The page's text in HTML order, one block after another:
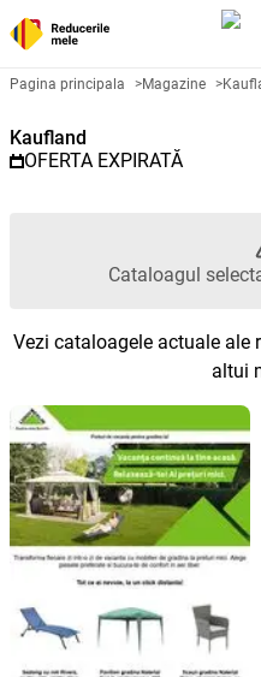
Catalog
Pagina principala >Magazine >
Kaufland
OFERTA EXPIRATĂ
Cataloagul
Vezi cataloagele actuale ale
altui